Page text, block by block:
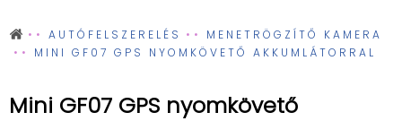
AUTÓFELSZERELÉS
MENETRÖGZÍTŐ KAMERA
MINI GF07 GPS NYOMKÖVETŐ AKKUMLÁTORRAL
Mini GF07 GPS nyomkövető